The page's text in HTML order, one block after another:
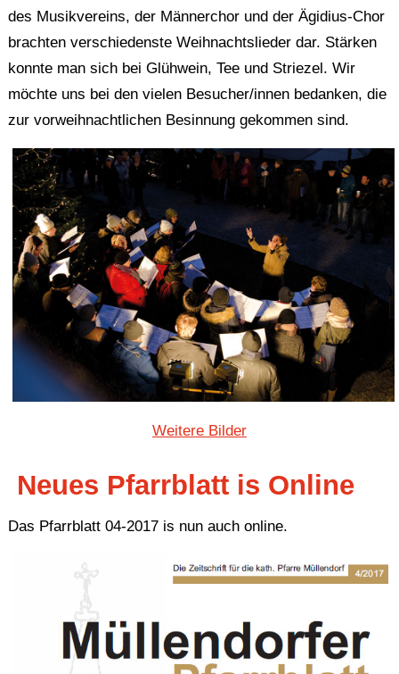
des Musikvereins, der Männerchor und der Ägidius-Chor
brachten verschiedenste Weihnachtslieder dar. Stärken
konnte man sich bei Glühwein, Tee und Striezel. Wir
möchte uns bei den vielen Besucher/innen bedanken, die
zur vorweihnachtlichen Besinnung gekommen sind.
Weitere Bilder
Neues Pfarrblatt is Online
Das Pfarrblatt 04-2017 is nun auch online.